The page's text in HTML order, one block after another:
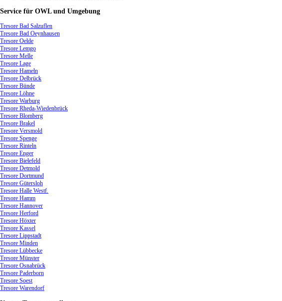
Service für OWL und Umgebung
Tresore Bad Salzuflen
Tresore Bad Oeynhausen
Tresore Oelde
Tresore Lemgo
Tresore Melle
Tresore Lage
Tresore Hameln
Tresore Delbrück
Tresore Bünde
Tresore Löhne
Tresore Warburg
Tresore Rheda-Wiedenbrück
Tresore Blomberg
Tresore Brakel
Tresore Versmold
Tresore Spenge
Tresore Rinteln
Tresore Enger
Tresore Bielefeld
Tresore Detmold
Tresore Dortmund
Tresore Gütersloh
Tresore Halle Westf.
Tresore Hamm
Tresore Hannover
Tresore Herford
Tresore Höxter
Tresore Kassel
Tresore Lippstadt
Tresore Minden
Tresore Lübbecke
Tresore Münster
Tresore Osnabrück
Tresore Paderborn
Tresore Soest
Tresore Warendorf